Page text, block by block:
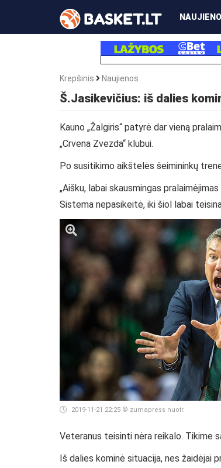
Krepšinis Naujienos
Š.Jasikevičius: iš dalies
Kauno „Žalgiris“ patyrė dar vieną
„Crvena Zvezda“ klubui.
Po susitikimo aikštelės šeimininkų
„Aišku, labai skausmingas
Sistema nepasikeitė, iki šiol labai
2019-11-21 22:25 © zumapress nuotr.
Veteranus teisinti nėra reikalo. Tikime
Iš dalies kominė situacija, nes žaidėjai